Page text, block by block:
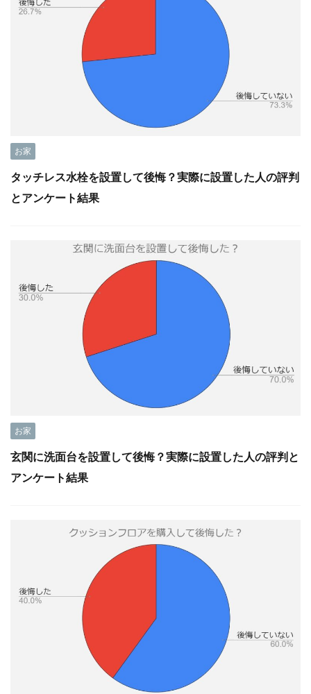
お家
タッチレス水栓を設置して後悔？実際に設置した人の評判
とアンケート結果
お家
玄関に洗面台を設置して後悔？実際に設置した人の評判と
アンケート結果